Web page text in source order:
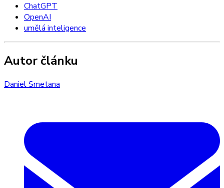
ChatGPT
OpenAI
umělá inteligence
Autor článku
Daniel Smetana